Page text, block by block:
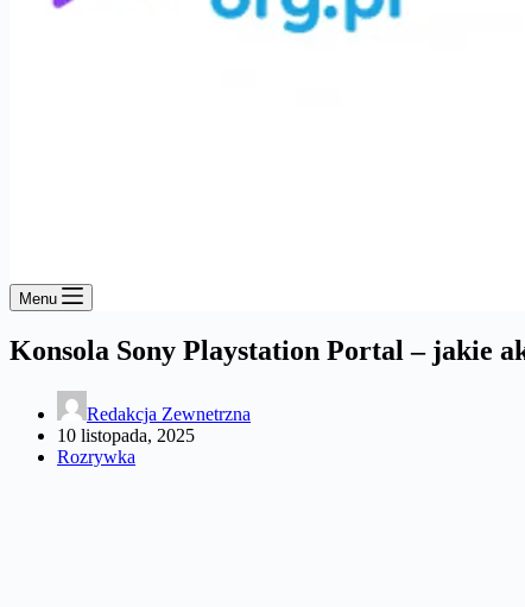
Menu
Konsola Sony Playstation Portal – jakie
Redakcja Zewnetrzna
10 listopada, 2025
Rozrywka